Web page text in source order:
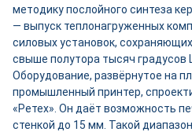
методику послойного синтеза
— выпуск теплонагруженных
силовых установок,
свыше полутора тысяч градусов
Оборудование, развёрнутое на
промышленный принтер,
«Ретех». Он даёт возможность
стенкой до 15 мм. Такой